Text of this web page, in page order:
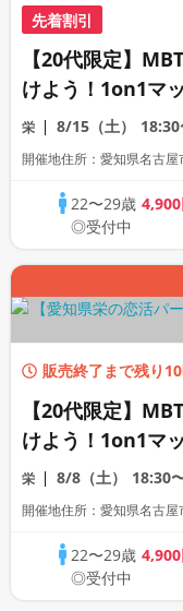
先着割引
【20代限定】
けよう！1on1マ
栄 8/15（土） 18:30
開催地住所：愛知県名古屋
22〜29歳
◎受付中
販売終了まで残り10
【20代限定】
けよう！1on1マ
栄 8/8（土） 18:30
開催地住所：愛知県名古
22〜29歳
◎受付中